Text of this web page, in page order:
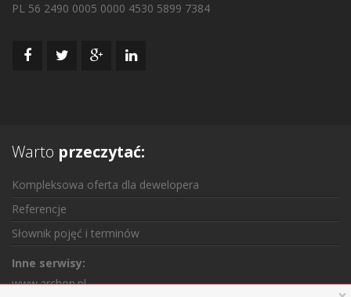
PL 56 2490 0005 0000 4530 5899 7384
Warto przeczytać:
Kompleksowa oferta dla dewelopera
Referencje
Słownik pojęć i terminów
Inne serwisy:
www.archon.pl